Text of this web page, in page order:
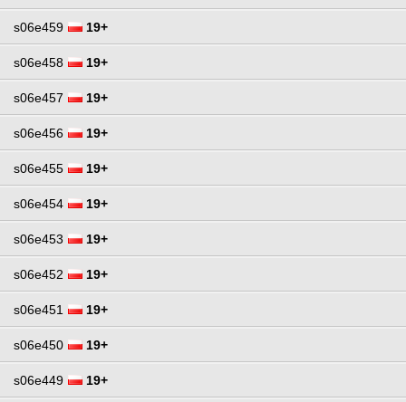
s06e459 19+
s06e458 19+
s06e457 19+
s06e456 19+
s06e455 19+
s06e454 19+
s06e453 19+
s06e452 19+
s06e451 19+
s06e450 19+
s06e449 19+